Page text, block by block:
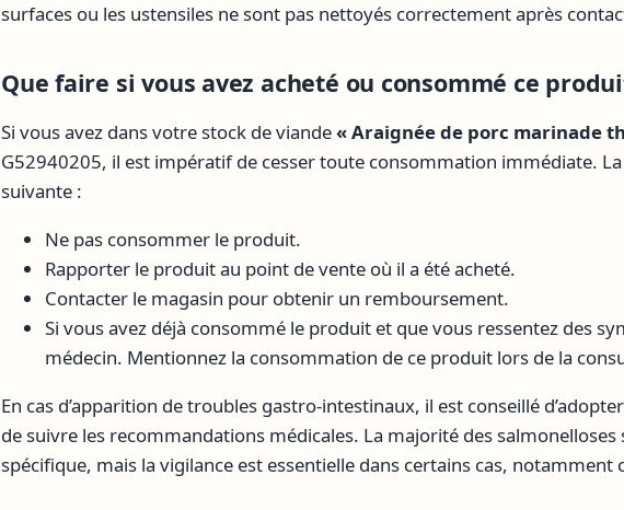
surfaces ou les ustensiles ne sont pas nettoyés correctement après
Que faire si vous avez acheté ou consommé ce
Si vous avez dans votre stock de viande« Araignée de porc marinade
G52940205, il est impératif de cesser toute consommation immédiate.
suivante :
Ne pas consommer le produit.
Rapporter le produit au point de vente où il a été acheté.
Contacter le magasin pour obtenir un remboursement.
Si vous avez déjà consommé le produit et que vous ressentez des
médecin. Mentionnez la consommation de ce produit lors de la
En cas d’apparition de troubles gastro-intestinaux, il est conseillé
de suivre les recommandations médicales. La majorité des
spécifique, mais la vigilance est essentielle dans certains cas, notamment